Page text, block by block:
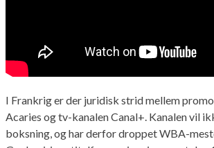
I Frankrig er der juridisk strid mellem
Acaries og tv-kanalen Canal+. Kanalen vil
boksning, og har derfor droppet WBA-